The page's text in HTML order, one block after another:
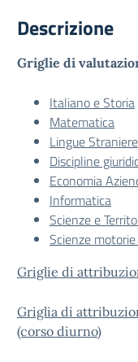
Descrizione
Griglie di
Italiano e Storia
Matematica
Lingue Straniere
Discipline
Economia
Informatica
Scienze e
Scienze
Griglie di
Griglia di
(corso diurno)